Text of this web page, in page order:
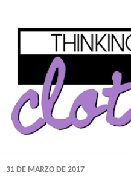
31 DE MARZO DE 2017